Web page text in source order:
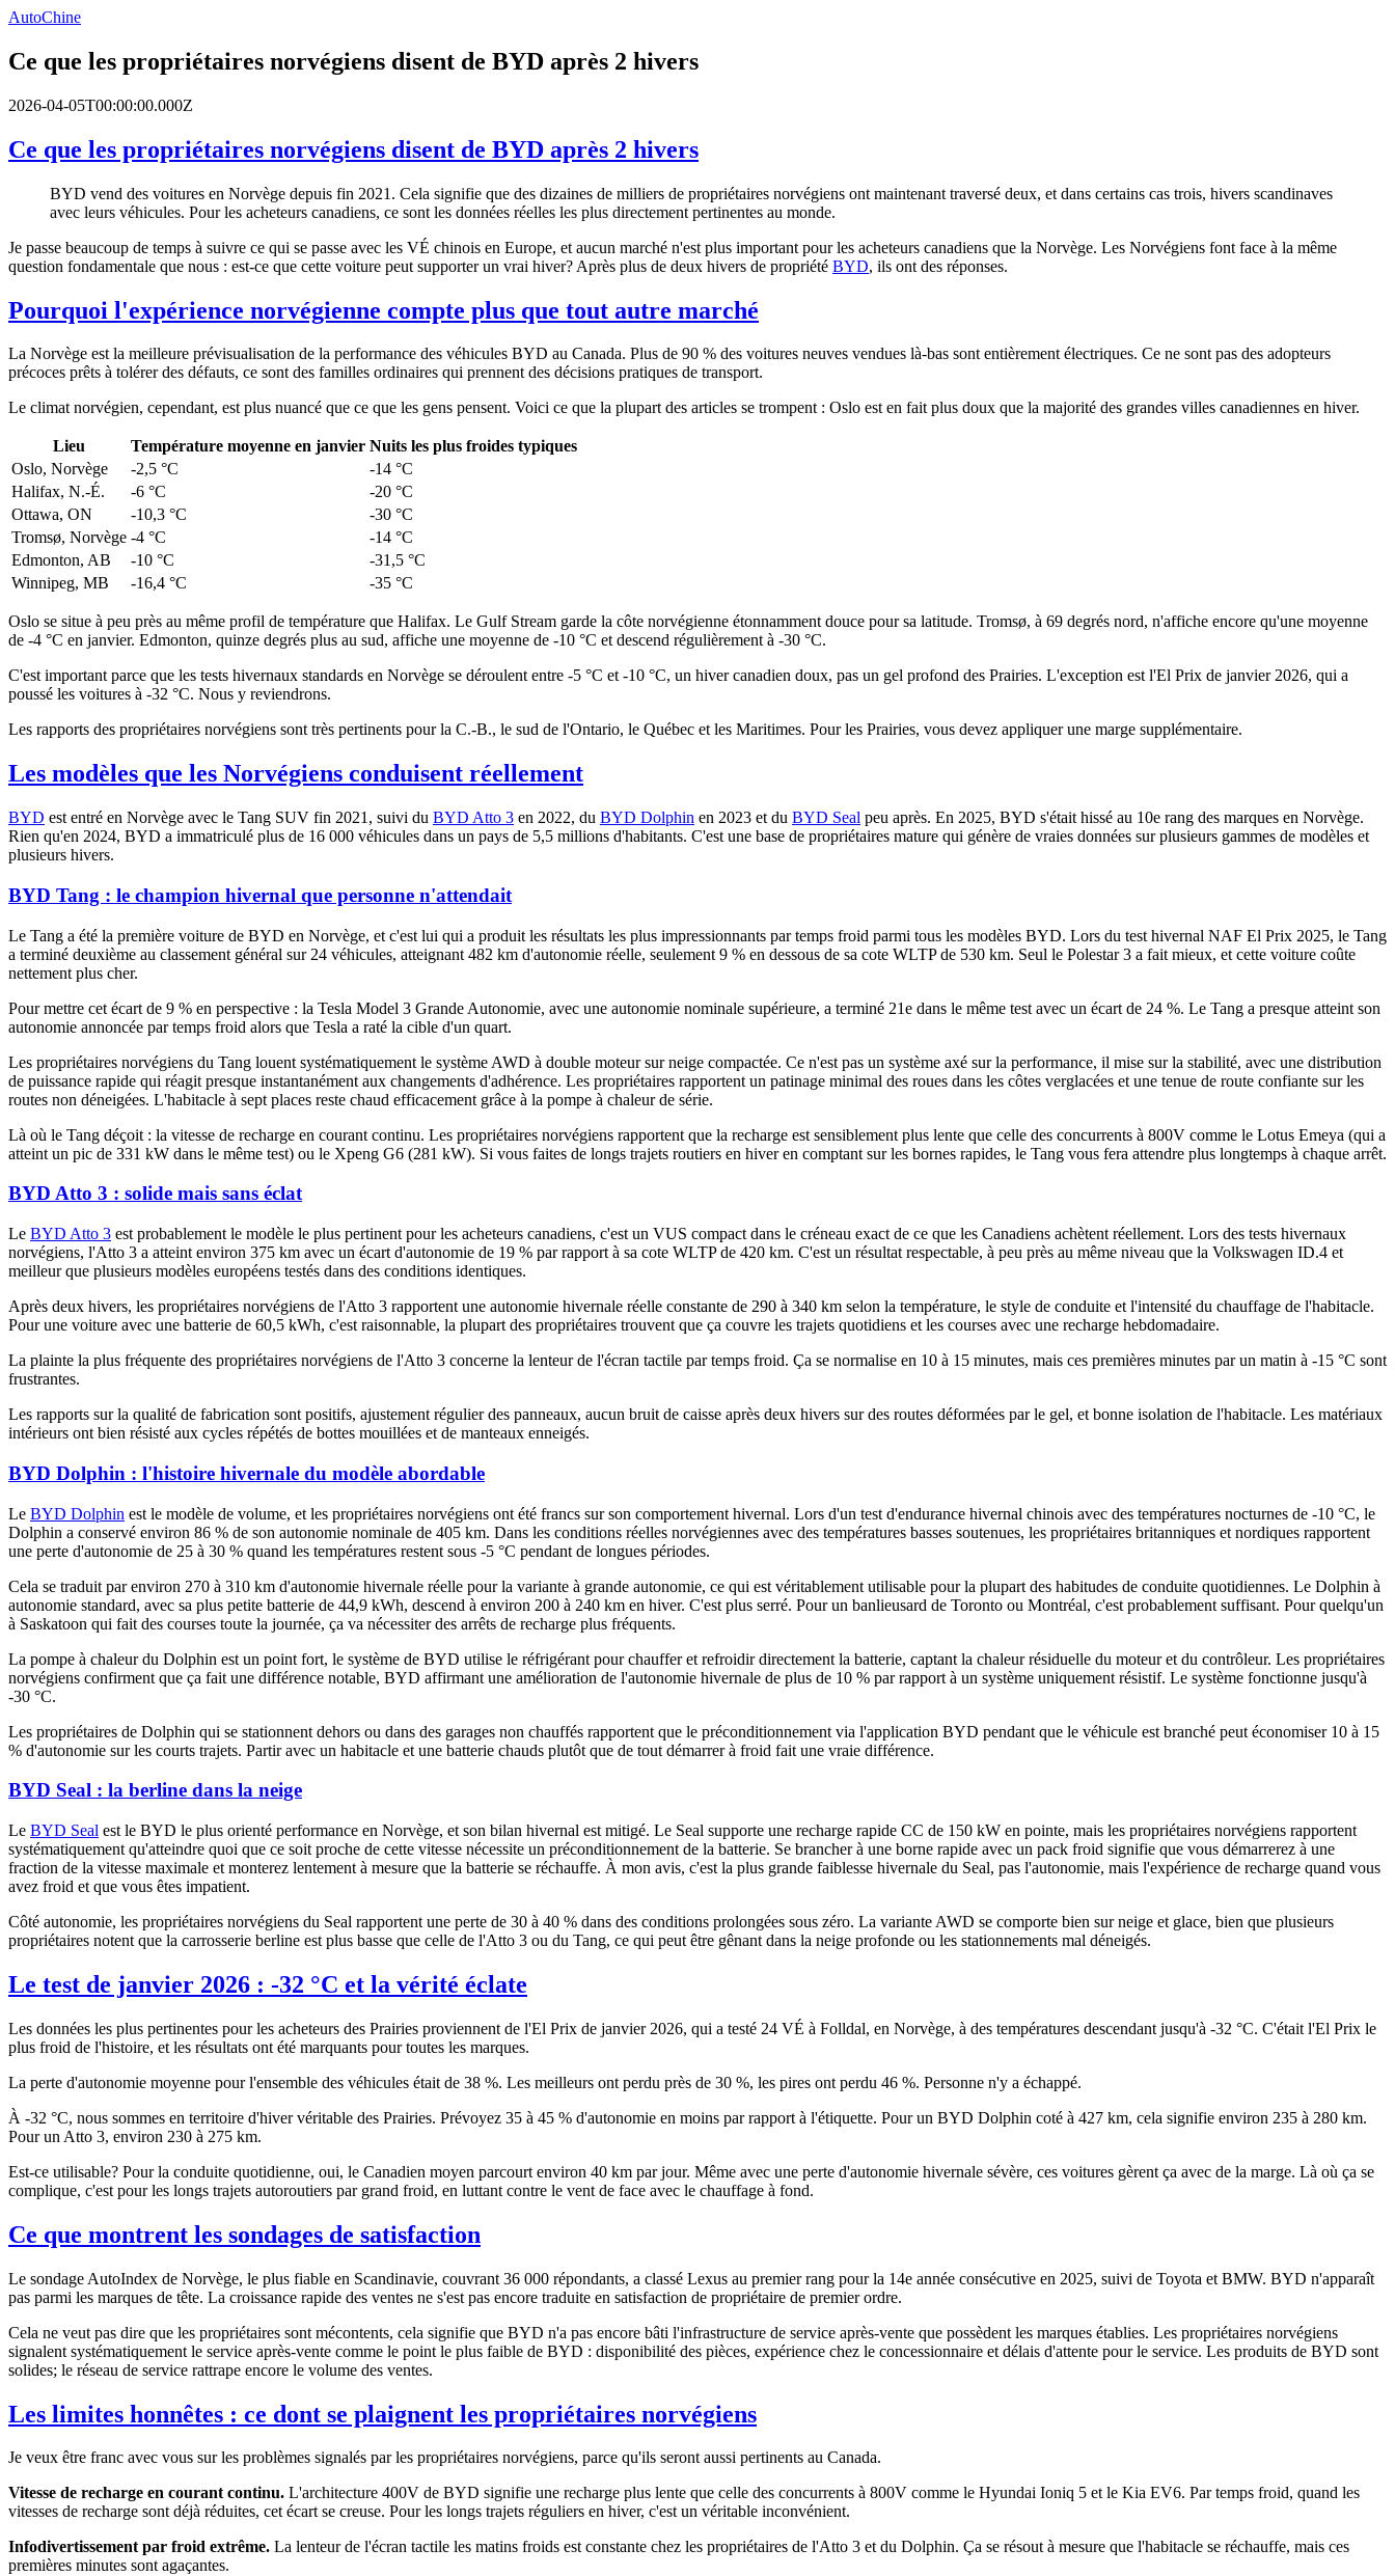
AutoChine
Ce que les propriétaires norvégiens disent de BYD après 2 hivers
2026-04-05T00:00:00.000Z
Ce que les propriétaires norvégiens disent de BYD après 2 hivers
BYD vend des voitures en Norvège depuis fin 2021. Cela signifie que des dizaines de milliers de propriétaires norvégiens ont maintenant traversé deux, et dans certains cas trois, hivers scandinaves
avec leurs véhicules. Pour les acheteurs canadiens, ce sont les données réelles les plus directement pertinentes au monde.
Je passe beaucoup de temps à suivre ce qui se passe avec les VÉ chinois en Europe, et aucun marché n'est plus important pour les acheteurs canadiens que la Norvège. Les Norvégiens font face à la même
question fondamentale que nous : est-ce que cette voiture peut supporter un vrai hiver? Après plus de deux hivers de propriété BYD, ils ont des réponses.
Pourquoi l'expérience norvégienne compte plus que tout autre marché
La Norvège est la meilleure prévisualisation de la performance des véhicules BYD au Canada. Plus de 90 % des voitures neuves vendues là-bas sont entièrement électriques. Ce ne sont pas des adopteurs
précoces prêts à tolérer des défauts, ce sont des familles ordinaires qui prennent des décisions pratiques de transport.
Le climat norvégien, cependant, est plus nuancé que ce que les gens pensent. Voici ce que la plupart des articles se trompent : Oslo est en fait plus doux que la majorité des grandes villes canadiennes en hiver.
Lieu Température moyenne en janvier Nuits les plus froides typiques
Oslo, Norvège
-2,5 °C
-14 °C
Halifax, N.-É.
-6 °C
-20 °C
Ottawa, ON
-10,3 °C
-30 °C
Tromsø, Norvège -4 °C
-14 °C
Edmonton, AB
-10 °C
-31,5 °C
Winnipeg, MB
-16,4 °C -35 °C
Oslo se situe à peu près au même profil de température que Halifax. Le Gulf Stream garde la côte norvégienne étonnamment douce pour sa latitude. Tromsø, à 69 degrés nord, n'affiche encore qu'une moyenne
de -4 °C en janvier. Edmonton, quinze degrés plus au sud, affiche une moyenne de -10 °C et descend régulièrement à -30 °C.
C'est important parce que les tests hivernaux standards en Norvège se déroulent entre -5 °C et -10 °C, un hiver canadien doux, pas un gel profond des Prairies. L'exception est l'El Prix de janvier 2026, qui a
poussé les voitures à -32 °C. Nous y reviendrons.
Les rapports des propriétaires norvégiens sont très pertinents pour la C.-B., le sud de l'Ontario, le Québec et les Maritimes. Pour les Prairies, vous devez appliquer une marge supplémentaire.
Les modèles que les Norvégiens conduisent réellement
BYD est entré en Norvège avec le Tang SUV fin 2021, suivi du BYD Atto 3 en 2022, du BYD Dolphin en 2023 et du BYD Seal peu après. En 2025, BYD s'était hissé au 10e rang des marques en Norvège.
Rien qu'en 2024, BYD a immatriculé plus de 16 000 véhicules dans un pays de 5,5 millions d'habitants. C'est une base de propriétaires mature qui génère de vraies données sur plusieurs gammes de modèles et
plusieurs hivers.
BYD Tang : le champion hivernal que personne n'attendait
Le Tang a été la première voiture de BYD en Norvège, et c'est lui qui a produit les résultats les plus impressionnants par temps froid parmi tous les modèles BYD. Lors du test hivernal NAF El Prix 2025, le Tang
a terminé deuxième au classement général sur 24 véhicules, atteignant 482 km d'autonomie réelle, seulement 9 % en dessous de sa cote WLTP de 530 km. Seul le Polestar 3 a fait mieux, et cette voiture coûte
nettement plus cher.
Pour mettre cet écart de 9 % en perspective : la Tesla Model 3 Grande Autonomie, avec une autonomie nominale supérieure, a terminé 21e dans le même test avec un écart de 24 %. Le Tang a presque atteint son
autonomie annoncée par temps froid alors que Tesla a raté la cible d'un quart.
Les propriétaires norvégiens du Tang louent systématiquement le système AWD à double moteur sur neige compactée. Ce n'est pas un système axé sur la performance, il mise sur la stabilité, avec une distribution
de puissance rapide qui réagit presque instantanément aux changements d'adhérence. Les propriétaires rapportent un patinage minimal des roues dans les côtes verglacées et une tenue de route confiante sur les
routes non déneigées. L'habitacle à sept places reste chaud efficacement grâce à la pompe à chaleur de série.
Là où le Tang déçoit : la vitesse de recharge en courant continu. Les propriétaires norvégiens rapportent que la recharge est sensiblement plus lente que celle des concurrents à 800V comme le Lotus Emeya (qui a
atteint un pic de 331 kW dans le même test) ou le Xpeng G6 (281 kW). Si vous faites de longs trajets routiers en hiver en comptant sur les bornes rapides, le Tang vous fera attendre plus longtemps à chaque arrêt.
BYD Atto 3 : solide mais sans éclat
Le BYD Atto 3 est probablement le modèle le plus pertinent pour les acheteurs canadiens, c'est un VUS compact dans le créneau exact de ce que les Canadiens achètent réellement. Lors des tests hivernaux
norvégiens, l'Atto 3 a atteint environ 375 km avec un écart d'autonomie de 19 % par rapport à sa cote WLTP de 420 km. C'est un résultat respectable, à peu près au même niveau que la Volkswagen ID.4 et
meilleur que plusieurs modèles européens testés dans des conditions identiques.
Après deux hivers, les propriétaires norvégiens de l'Atto 3 rapportent une autonomie hivernale réelle constante de 290 à 340 km selon la température, le style de conduite et l'intensité du chauffage de l'habitacle.
Pour une voiture avec une batterie de 60,5 kWh, c'est raisonnable, la plupart des propriétaires trouvent que ça couvre les trajets quotidiens et les courses avec une recharge hebdomadaire.
La plainte la plus fréquente des propriétaires norvégiens de l'Atto 3 concerne la lenteur de l'écran tactile par temps froid. Ça se normalise en 10 à 15 minutes, mais ces premières minutes par un matin à -15 °C sont
frustrantes.
Les rapports sur la qualité de fabrication sont positifs, ajustement régulier des panneaux, aucun bruit de caisse après deux hivers sur des routes déformées par le gel, et bonne isolation de l'habitacle. Les matériaux
intérieurs ont bien résisté aux cycles répétés de bottes mouillées et de manteaux enneigés.
BYD Dolphin : l'histoire hivernale du modèle abordable
Le BYD Dolphin est le modèle de volume, et les propriétaires norvégiens ont été francs sur son comportement hivernal. Lors d'un test d'endurance hivernal chinois avec des températures nocturnes de -10 °C, le
Dolphin a conservé environ 86 % de son autonomie nominale de 405 km. Dans les conditions réelles norvégiennes avec des températures basses soutenues, les propriétaires britanniques et nordiques rapportent
une perte d'autonomie de 25 à 30 % quand les températures restent sous -5 °C pendant de longues périodes.
Cela se traduit par environ 270 à 310 km d'autonomie hivernale réelle pour la variante à grande autonomie, ce qui est véritablement utilisable pour la plupart des habitudes de conduite quotidiennes. Le Dolphin à
autonomie standard, avec sa plus petite batterie de 44,9 kWh, descend à environ 200 à 240 km en hiver. C'est plus serré. Pour un banlieusard de Toronto ou Montréal, c'est probablement suffisant. Pour quelqu'un
à Saskatoon qui fait des courses toute la journée, ça va nécessiter des arrêts de recharge plus fréquents.
La pompe à chaleur du Dolphin est un point fort, le système de BYD utilise le réfrigérant pour chauffer et refroidir directement la batterie, captant la chaleur résiduelle du moteur et du contrôleur. Les propriétaires
norvégiens confirment que ça fait une différence notable, BYD affirmant une amélioration de l'autonomie hivernale de plus de 10 % par rapport à un système uniquement résistif. Le système fonctionne jusqu'à
-30 °C.
Les propriétaires de Dolphin qui se stationnent dehors ou dans des garages non chauffés rapportent que le préconditionnement via l'application BYD pendant que le véhicule est branché peut économiser 10 à 15
% d'autonomie sur les courts trajets. Partir avec un habitacle et une batterie chauds plutôt que de tout démarrer à froid fait une vraie différence.
BYD Seal : la berline dans la neige
Le BYD Seal est le BYD le plus orienté performance en Norvège, et son bilan hivernal est mitigé. Le Seal supporte une recharge rapide CC de 150 kW en pointe, mais les propriétaires norvégiens rapportent
systématiquement qu'atteindre quoi que ce soit proche de cette vitesse nécessite un préconditionnement de la batterie. Se brancher à une borne rapide avec un pack froid signifie que vous démarrerez à une
fraction de la vitesse maximale et monterez lentement à mesure que la batterie se réchauffe. À mon avis, c'est la plus grande faiblesse hivernale du Seal, pas l'autonomie, mais l'expérience de recharge quand vous
avez froid et que vous êtes impatient.
Côté autonomie, les propriétaires norvégiens du Seal rapportent une perte de 30 à 40 % dans des conditions prolongées sous zéro. La variante AWD se comporte bien sur neige et glace, bien que plusieurs
propriétaires notent que la carrosserie berline est plus basse que celle de l'Atto 3 ou du Tang, ce qui peut être gênant dans la neige profonde ou les stationnements mal déneigés.
Le test de janvier 2026 : -32 °C et la vérité éclate
Les données les plus pertinentes pour les acheteurs des Prairies proviennent de l'El Prix de janvier 2026, qui a testé 24 VÉ à Folldal, en Norvège, à des températures descendant jusqu'à -32 °C. C'était l'El Prix le
plus froid de l'histoire, et les résultats ont été marquants pour toutes les marques.
La perte d'autonomie moyenne pour l'ensemble des véhicules était de 38 %. Les meilleurs ont perdu près de 30 %, les pires ont perdu 46 %. Personne n'y a échappé.
À -32 °C, nous sommes en territoire d'hiver véritable des Prairies. Prévoyez 35 à 45 % d'autonomie en moins par rapport à l'étiquette. Pour un BYD Dolphin coté à 427 km, cela signifie environ 235 à 280 km.
Pour un Atto 3, environ 230 à 275 km.
Est-ce utilisable? Pour la conduite quotidienne, oui, le Canadien moyen parcourt environ 40 km par jour. Même avec une perte d'autonomie hivernale sévère, ces voitures gèrent ça avec de la marge. Là où ça se
complique, c'est pour les longs trajets autoroutiers par grand froid, en luttant contre le vent de face avec le chauffage à fond.
Ce que montrent les sondages de satisfaction
Le sondage AutoIndex de Norvège, le plus fiable en Scandinavie, couvrant 36 000 répondants, a classé Lexus au premier rang pour la 14e année consécutive en 2025, suivi de Toyota et BMW. BYD n'apparaît
pas parmi les marques de tête. La croissance rapide des ventes ne s'est pas encore traduite en satisfaction de propriétaire de premier ordre.
Cela ne veut pas dire que les propriétaires sont mécontents, cela signifie que BYD n'a pas encore bâti l'infrastructure de service après-vente que possèdent les marques établies. Les propriétaires norvégiens
signalent systématiquement le service après-vente comme le point le plus faible de BYD : disponibilité des pièces, expérience chez le concessionnaire et délais d'attente pour le service. Les produits de BYD sont
solides; le réseau de service rattrape encore le volume des ventes.
Les limites honnêtes : ce dont se plaignent les propriétaires norvégiens
Je veux être franc avec vous sur les problèmes signalés par les propriétaires norvégiens, parce qu'ils seront aussi pertinents au Canada.
Vitesse de recharge en courant continu. L'architecture 400V de BYD signifie une recharge plus lente que celle des concurrents à 800V comme le Hyundai Ioniq 5 et le Kia EV6. Par temps froid, quand les
vitesses de recharge sont déjà réduites, cet écart se creuse. Pour les longs trajets réguliers en hiver, c'est un véritable inconvénient.
Infodivertissement par froid extrême. La lenteur de l'écran tactile les matins froids est constante chez les propriétaires de l'Atto 3 et du Dolphin. Ça se résout à mesure que l'habitacle se réchauffe, mais ces
premières minutes sont agaçantes.